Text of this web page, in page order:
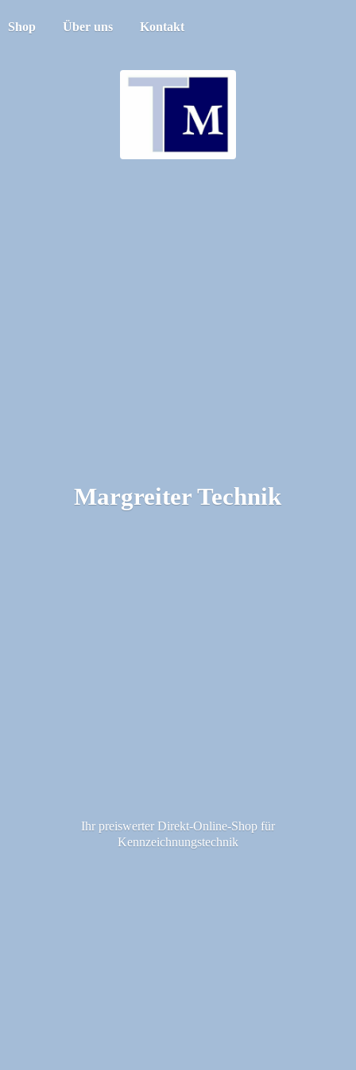
Shop Über uns Kontakt
Margreiter Technik
Ihr preiswerter Direkt-Online-Shop für
Kennzeichnungstechnik